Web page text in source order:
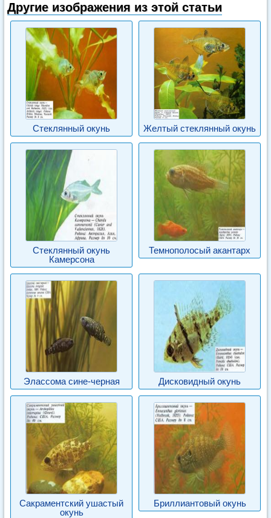
Другие изображения из этой статьи
Стеклянный окунь Желтый стеклянный окунь
Стеклянный окунь
Камерсона
Темнополосый акантарх
Элассома сине-черная Дисковидный окунь
Сакраментский ушастый
окунь
Бриллиантовый окунь